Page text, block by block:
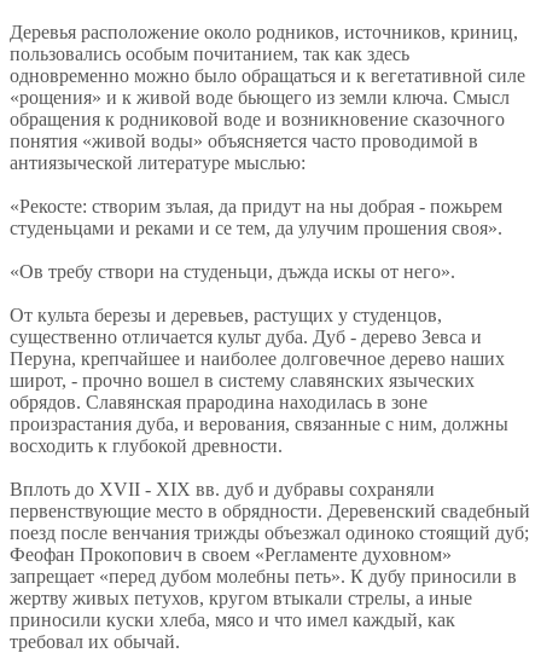
Деревья расположение около родников, источников, криниц,
пользовались особым почитанием, так как здесь
одновременно можно было обращаться и к вегетативной силе
«рощения» и к живой воде бьющего из земли ключа. Смысл
обращения к родниковой воде и возникновение сказочного
понятия «живой воды» объясняется часто проводимой в
антиязыческой литературе мыслью:
«Рекосте: створим зълая, да придут на ны добрая - пожьрем
студеньцами и реками и се тем, да улучим прошения своя».
«Ов требу створи на студеньци, дъжда искы от него».
От культа березы и деревьев, растущих у студенцов,
существенно отличается культ дуба. Дуб - дерево Зевса и
Перуна, крепчайшее и наиболее долговечное дерево наших
широт, - прочно вошел в систему славянских языческих
обрядов. Славянская прародина находилась в зоне
произрастания дуба, и верования, связанные с ним, должны
восходить к глубокой древности.
Вплоть до XVII - XIX вв. дуб и дубравы сохраняли
первенствующие место в обрядности. Деревенский свадебный
поезд после венчания трижды объезжал одиноко стоящий дуб;
Феофан Прокопович в своем «Регламенте духовном»
запрещает «перед дубом молебны петь». К дубу приносили в
жертву живых петухов, кругом втыкали стрелы, а иные
приносили куски хлеба, мясо и что имел каждый, как
требовал их обычай.